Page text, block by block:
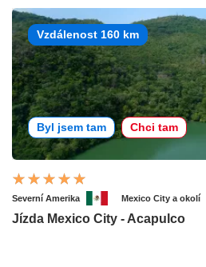
Vzdálenost 160 km
Byl jsem tam Chci tam
Severní Amerika Mexico City a okolí
Jízda Mexico City - Acapulco